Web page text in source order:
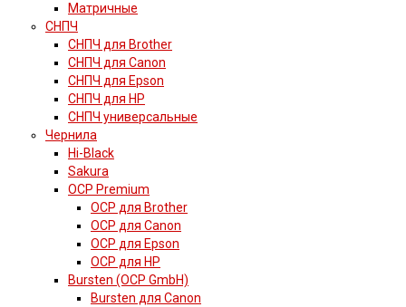
Матричные
СНПЧ
СНПЧ для Brother
СНПЧ для Canon
СНПЧ для Epson
СНПЧ для HP
СНПЧ универсальные
Чернила
Hi-Black
Sakura
OCP Premium
OCP для Brother
OCP для Canon
OCP для Epson
OCP для HP
Bursten (OCP GmbH)
Bursten для Canon